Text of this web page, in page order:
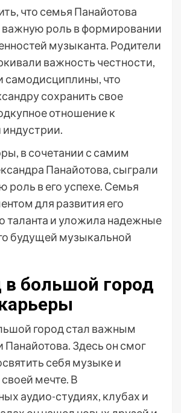
что семья Панайотова
важную роль в формировании
музыканта. Родители
важность честности,
самодисциплины, что
сохранить свое
отношение к
в сочетании с самим
Панайотова, сыграли
роль в его успехе. Семья
для развития его
таланта и уложила надежные
будущей музыкальной
в большой город
город стал важным
Панайотова. Здесь он смог
себя музыке и
мечте. В
аудио-студиях, клубах и